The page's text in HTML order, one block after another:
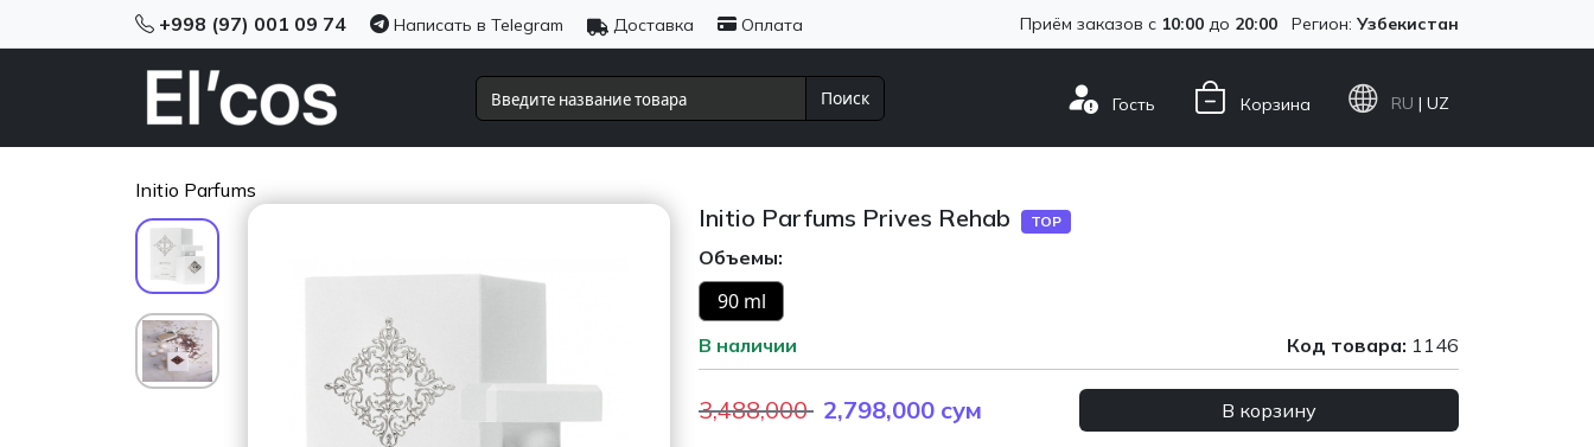
+998 (97) 001 09 74 Написать в Telegram Доставка Оплата Приём заказов с 10:00 до 20:00 Регион: Узбекистан
Поиск Гость Корзина RU | UZ
Initio Parfums
Initio Parfums Prives Rehab TOP
Объемы:
90 ml
В наличии Код товара: 1146
3,488,000 2,798,000 сум В корзину